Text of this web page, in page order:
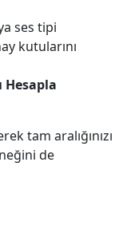
ses tipi
kutularını
Hesapla
tam aralığınızı
de